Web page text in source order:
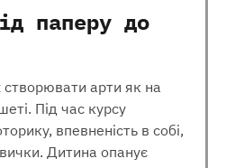
паперу до
арти як на
Під час курсу
впевненість в собі,
Дитина опанує